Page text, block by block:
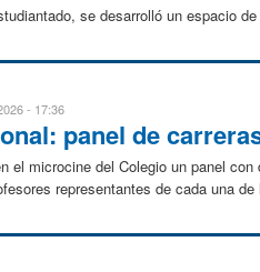
se desarrolló un espacio
- 17:36
panel de
el microcine del Colegio un panel
representantes de cada una